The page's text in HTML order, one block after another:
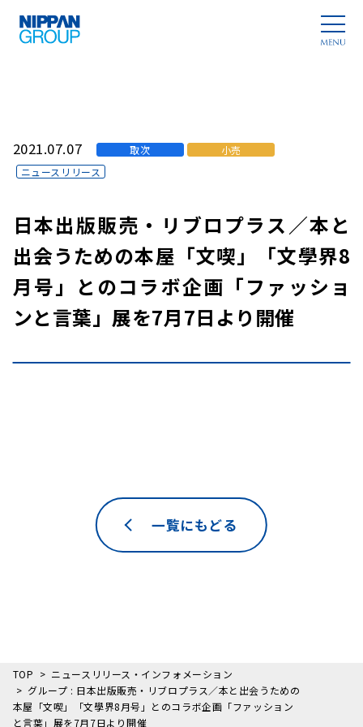
2021.07.07 取次
小売
ニュースリリース
日本出版販売・リブロプラス／本と
出会うための本屋「文喫」「文學界8
月号」とのコラボ企画「ファッショ
ンと言葉」展を7月7日より開催
一覧にもどる
TOP
ニュースリリース・インフォメーション
グループ : 日本出版販売・リブロプラス／本と出会うための
本屋「文喫」「文學界8月号」とのコラボ企画「ファッション
と言葉」展を7月7日より開催